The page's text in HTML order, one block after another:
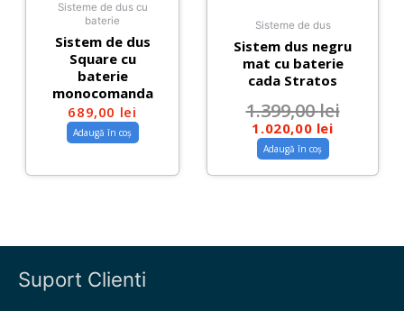
Sisteme de dus cu
baterie
Sistem de dus
Square cu
baterie
monocomanda
689,00 lei
Adaugă în coș
Sisteme de dus
Sistem dus negru
mat cu baterie
cada Stratos
1.399,00lei
1.020,00 lei
Adaugă în coș
Suport Clienti